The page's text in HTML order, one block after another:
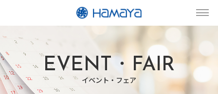
EVENT・FAIR
イベント・フェア